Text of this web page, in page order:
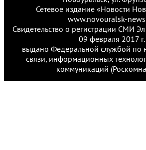
Сетевое издание «Новости
www.novouralsk-
Свидетельство о регистрации СМИ
09 февраля 2017 г.
выдано Федеральной службой по
связи, информационных
коммуникаций